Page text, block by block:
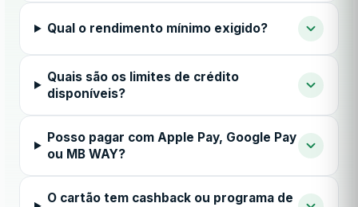
Qual o rendimento mínimo exigido?
Quais são os limites de crédito
disponíveis?
Posso pagar com Apple Pay, Google Pay
ou MB WAY?
O cartão tem cashback ou programa de